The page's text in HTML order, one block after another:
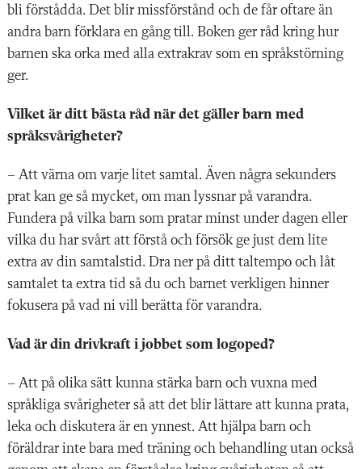
bli förstådda. Det blir missförstånd och de får oftare än
andra barn förklara en gång till. Boken ger råd kring hur
barnen ska orka med alla extrakrav som en språkstörning
ger.
Vilket är ditt bästa råd när det gäller barn med
språksvårigheter?
– Att värna om varje litet samtal. Även några sekunders
prat kan ge så mycket, om man lyssnar på varandra.
Fundera på vilka barn som pratar minst under dagen eller
vilka du har svårt att förstå och försök ge just dem lite
extra av din samtalstid. Dra ner på ditt taltempo och låt
samtalet ta extra tid så du och barnet verkligen hinner
fokusera på vad ni vill berätta för varandra.
Vad är din drivkraft i ­jobbet som logoped?
– Att på olika sätt kunna stärka barn och vuxna med
språkliga svårigheter så att det blir lättare att kunna prata,
leka och diskutera är en ynnest. Att hjälpa barn och
föräldrar inte bara med träning och behandling utan också